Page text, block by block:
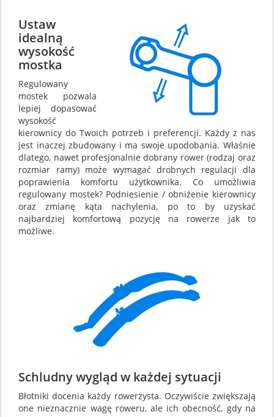
Ustaw
idealną
wysokość
mostka
Regulowany
mostek pozwala
lepiej dopasować
wysokość
kierownicy do Twoich potrzeb i preferencji. Każdy z nas
jest inaczej zbudowany i ma swoje upodobania. Właśnie
dlatego, nawet profesjonalnie dobrany rower (rodzaj oraz
rozmiar ramy) może wymagać drobnych regulacji dla
poprawienia komfortu użytkownika. Co umożliwia
regulowany mostek? Podniesienie / obniżenie kierownicy
oraz zmianę kąta nachylenia, po to by uzyskać
najbardziej komfortową pozycję na rowerze jak to
możliwe.
Schludny wygląd w każdej sytuacji
Błotniki docenia każdy rowerzysta. Oczywiście zwiększają
one nieznacznie wagę roweru, ale ich obecność, gdy na